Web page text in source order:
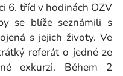
6. tříd v hodinách OZV
se blíže seznámili s
s jejich životy. Ve
referát o jedné ze
exkurzi. Během 2